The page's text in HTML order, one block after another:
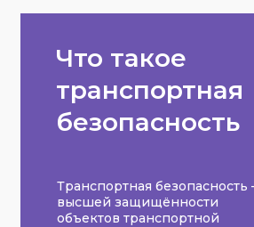
Что такое
транспортная
безопасность
Транспортная безопасность
высшей защищённости
объектов транспортной